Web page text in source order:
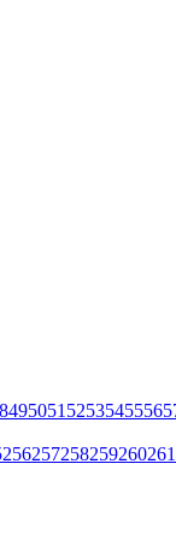
495051 5253545556
256257258259260261